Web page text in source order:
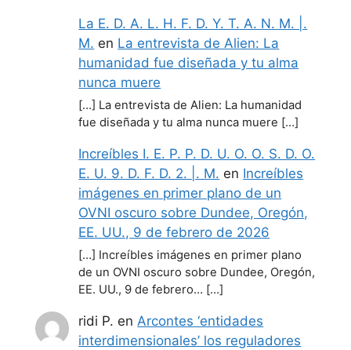
La E. D. A. L. H. F. D. Y. T. A. N. M. |.
M. en La entrevista de Alien: La
humanidad fue diseñada y tu alma
nunca muere
[…] La entrevista de Alien: La humanidad
fue diseñada y tu alma nunca muere […]
Increíbles I. E. P. P. D. U. O. O. S. D. O.
E. U. 9. D. F. D. 2. |. M. en Increíbles
imágenes en primer plano de un
OVNI oscuro sobre Dundee, Oregón,
EE. UU., 9 de febrero de 2026
[…] Increíbles imágenes en primer plano
de un OVNI oscuro sobre Dundee, Oregón,
EE. UU., 9 de febrero… […]
ridi P. enArcontes ‘entidades
interdimensionales’ los reguladores